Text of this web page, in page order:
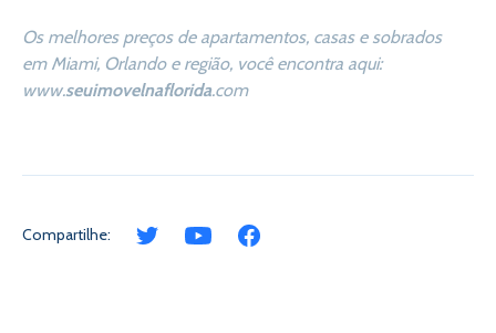
Os melhores preços de apartamentos, casas e sobrados
em Miami, Orlando e região, você encontra aqui:
www.seuimovelnaflorida.com
Compartilhe: